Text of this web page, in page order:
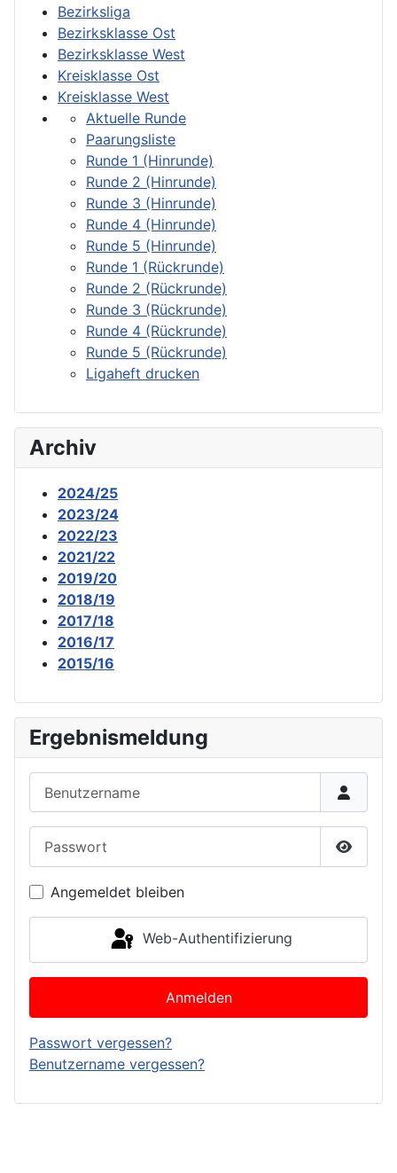
Bezirksliga
Bezirksklasse Ost
Bezirksklasse West
Kreisklasse Ost
Kreisklasse West
Aktuelle Runde
Paarungsliste
Runde 1 (Hinrunde)
Runde 2 (Hinrunde)
Runde 3 (Hinrunde)
Runde 4 (Hinrunde)
Runde 5 (Hinrunde)
Runde 1 (Rückrunde)
Runde 2 (Rückrunde)
Runde 3 (Rückrunde)
Runde 4 (Rückrunde)
Runde 5 (Rückrunde)
Ligaheft drucken
Archiv
2024/25
2023/24
2022/23
2021/22
2019/20
2018/19
2017/18
2016/17
2015/16
Ergebnismeldung
Angemeldet bleiben
Web-Authentifizierung
Anmelden
Passwort vergessen?
Benutzername vergessen?